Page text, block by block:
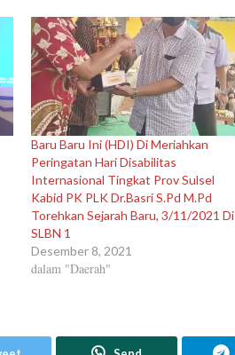
Baru Baru Ini (HDI) Di Meriahkan
Peringatan Hari Disabilitas
Internasional Tingkat Prov Sulsel
Kabid PK PLK Dr.Basri S.Pd M.Pd
Torehkan Sejarah Baru, 3/11/2021 Di
SLBN 1
Desember 8, 2021
dalam "Daerah"